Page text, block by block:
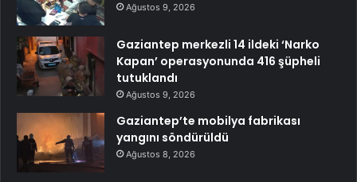
Ağustos 9, 2026
Gaziantep merkezli 14 ildeki ‘Narko
Kapan’ operasyonunda 416 şüpheli
tutuklandı
Ağustos 9, 2026
Gaziantep’te mobilya fabrikası
yangını söndürüldü
Ağustos 8, 2026